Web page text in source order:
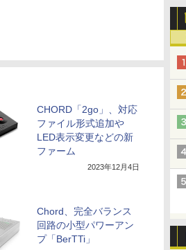
CHORD「2go」、対応
ファイル形式追加や
LED表示変更などの新
ファーム
2023年12月4日
Chord、完全バランス
回路の小型パワーアン
プ「BerTTi」